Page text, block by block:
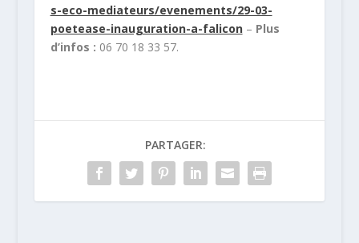
s-eco-mediateurs/evenements/29-03-
poetease-inauguration-a-falicon– Plus
d’infos : 06 70 18 33 57.
PARTAGER: